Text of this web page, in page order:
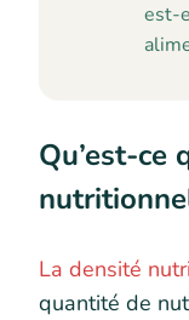
est-
Qu’est-ce
La densité
quantité de